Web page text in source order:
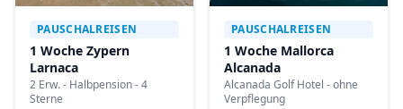
PAUSCHALREISEN
1 Woche Zypern
Larnaca
2 Erw. - Halbpension - 4
Sterne
PAUSCHALREISEN
1 Woche Mallorca
Alcanada
Alcanada Golf Hotel - ohne
Verpflegung